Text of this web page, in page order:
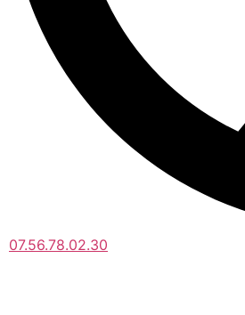
07.56.78.02.30